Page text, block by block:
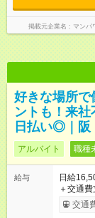
掲載元企業名 マンパ
好きな場所
ントも！来
日払い◎｜阪
アルバイト 職種
給与
日給
＋交通費支給 ★交通費全額支給！ ★日払
働いた
交通